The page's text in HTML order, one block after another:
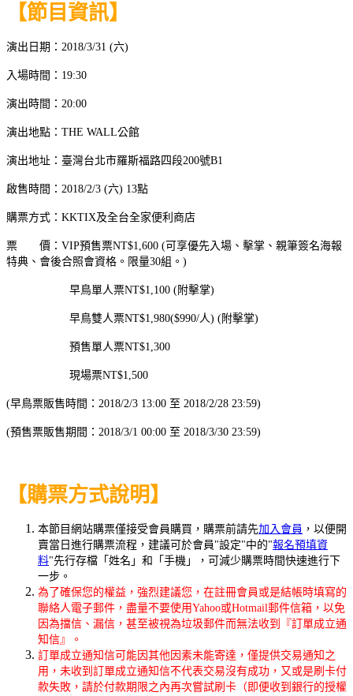
【節目資訊】
演出日期：2018/3/31 (六)
入場時間：19:30
演出時間：20:00
演出地點：THE WALL公館
演出地址：臺灣台北市羅斯福路四段200號B1
啟售時間：2018/2/3 (六) 13點
購票方式：KKTIX及全台全家便利商店
票 價：VIP預售票NT$1,600 (可享優先入場、擊掌、親筆簽名海報
特典、會後合照會資格。限量30組。)
早鳥單人票NT$1,100 (附擊掌)
早鳥雙人票NT$1,980($990/人) (附擊掌)
預售單人票NT$1,300
現場票NT$1,500
(早鳥票販售時間：2018/2/3 13:00 至 2018/2/28 23:59)
(預售票販售期間：2018/3/1 00:00 至 2018/3/30 23:59)
【購票方式說明】
本節目網站購票僅接受會員購買，購票前請先加入會員 ，以便開
賣當日進行購票流程，建議可於會員"設定"中的"報名預填資
料"先行存檔「姓名」和「手機」，可減少購票時間快速進行下
一步。
為了確保您的權益，強烈建議您，在註冊會員或是結帳時填寫的
聯絡人電子郵件，盡量不要使用Yahoo或Hotmail郵件信箱，以免
因為擋信、漏信，甚至被視為垃圾郵件而無法收到『訂單成立通
知信』。
訂單成立通知信可能因其他因素未能寄達，僅提供交易通知之
用，未收到訂單成立通知信不代表交易沒有成功，又或是刷卡付
款失敗，請於付款期限之內再次嘗試刷卡（即便收到銀行的授權